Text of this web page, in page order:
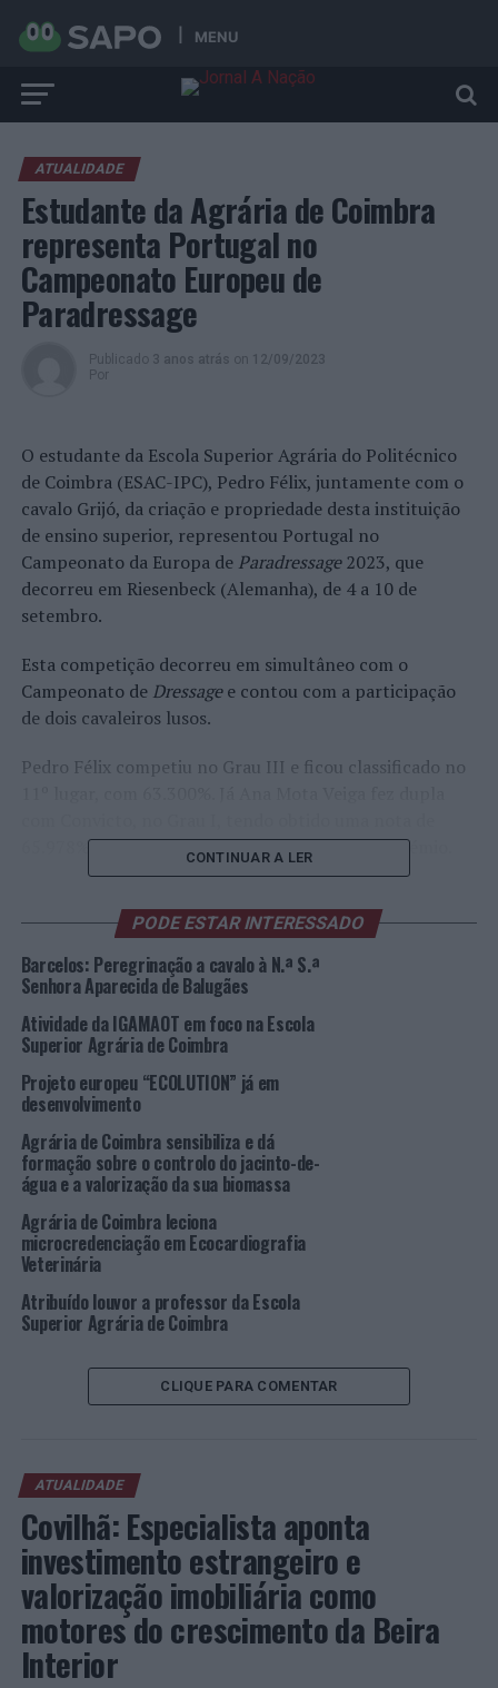
MENU
ATUALIDADE
Estudante da Agrária de Coimbra
representa Portugal no
Campeonato Europeu de
Paradressage
Publicado 3 anos atrás on 12/09/2023
Por
O estudante da Escola Superior Agrária do Politécnico
de Coimbra (ESAC-IPC), Pedro Félix, juntamente com o
cavalo Grijó, da criação e propriedade desta instituição
de ensino superior, representou Portugal no
Campeonato da Europa de Paradressage2023, que
decorreu em Riesenbeck (Alemanha), de 4 a 10 de
setembro.
Esta competição decorreu em simultâneo com o
Campeonato de Dressagee contou com a participação
de dois cavaleiros lusos.
Pedro Félix competiu no Grau III e ficou classificado no
65.978%, que lhe valeu o 12º lugar no Grande Prémio.
TÓPICOS RELACIONADOS: ANA MOTA VEIGA
ESCOLA SUPERIOR AGRÁRIA
HIPISMO
INSTITUTO POLITÉCNICO DE COIMBRA
PRÓXIMO
Anadia: Município promove “Encontro com a Educação”
NÃO PERCA
Funchal: Homem de 32 anos detido por furto em
estabelecimento comercial
CONTINUAR A LER
PODE ESTAR INTERESSADO
Barcelos: Peregrinação a cavalo à N.ª S.ª
Senhora Aparecida de Balugães
Atividade da IGAMAOT em foco na Escola
Superior Agrária de Coimbra
Projeto europeu “ECOLUTION” já em
desenvolvimento
Agrária de Coimbra sensibiliza e dá
formação sobre o controlo do jacinto-de-
água e a valorização da sua biomassa
Agrária de Coimbra leciona
microcredenciação em Ecocardiografia
Veterinária
Atribuído louvor a professor da Escola
Superior Agrária de Coimbra
CLIQUE PARA COMENTAR
ATUALIDADE
Covilhã: Especialista aponta
investimento estrangeiro e
valorização imobiliária como
motores do crescimento da Beira
Interior